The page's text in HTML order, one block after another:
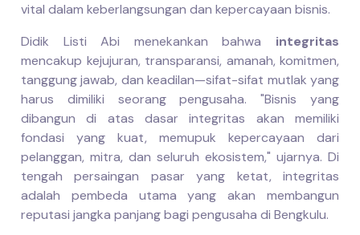
vital dalam keberlangsungan dan kepercayaan bisnis.
Didik Listi Abi menekankan bahwa integritas
mencakup kejujuran, transparansi, amanah, komitmen,
tanggung jawab, dan keadilan—sifat-sifat mutlak yang
harus dimiliki seorang pengusaha. "Bisnis yang
dibangun di atas dasar integritas akan memiliki
fondasi yang kuat, memupuk kepercayaan dari
pelanggan, mitra, dan seluruh ekosistem," ujarnya. Di
tengah persaingan pasar yang ketat, integritas
adalah pembeda utama yang akan membangun
reputasi jangka panjang bagi pengusaha di Bengkulu.